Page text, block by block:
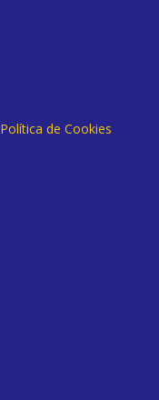
Política de Cookies